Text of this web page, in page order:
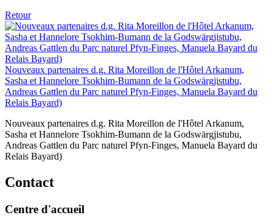
Retour
Nouveaux partenaires d.g. Rita Moreillon de l'Hôtel Arkanum,
Sasha et Hannelore Tsokhim-Bumann de la Godswärgjistubu,
Andreas Gattlen du Parc naturel Pfyn-Finges, Manuela Bayard du
Relais Bayard)
Nouveaux partenaires d.g. Rita Moreillon de l'Hôtel Arkanum,
Sasha et Hannelore Tsokhim-Bumann de la Godswärgjistubu,
Andreas Gattlen du Parc naturel Pfyn-Finges, Manuela Bayard du
Relais Bayard)
Contact
Centre d'accueil